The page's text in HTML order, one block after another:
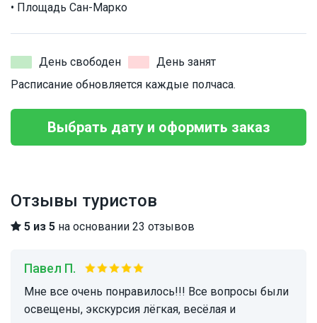
• Площадь Сан-Марко
День свободен
День занят
Расписание обновляется каждые полчаса.
Выбрать дату и оформить заказ
Отзывы туристов
5 из 5 на основании 23 отзывов
Павел П.
Мне все очень понравилось!!! Все вопросы были
освещены, экскурсия лёгкая, весёлая и